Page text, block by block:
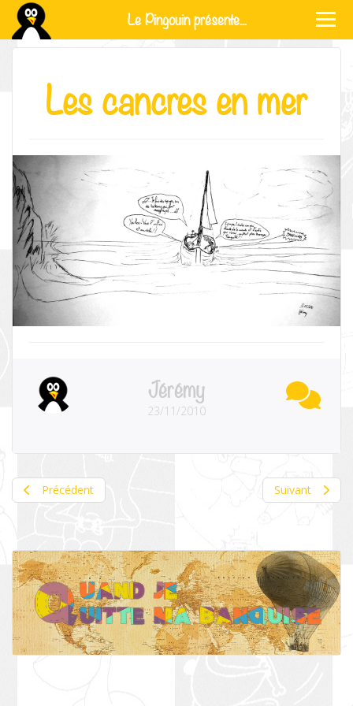
Le Pingouin présente...
Les cancres en mer
Jérémy
23/11/2010
Précédent Suivant